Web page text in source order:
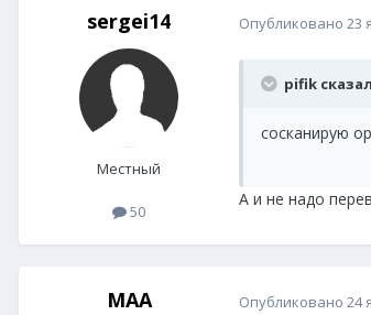
sergei14
Местный
50
Опубликовано 23
pifik
сосканирую
А и не надо
MAA Опубликовано 24